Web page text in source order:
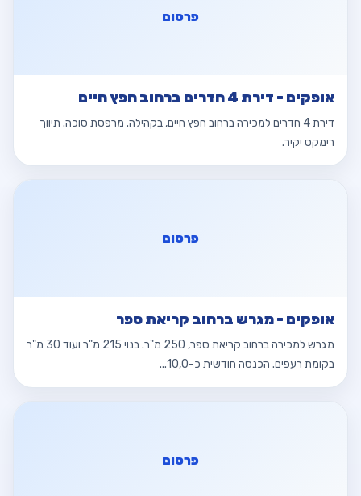
פרסום
אופקים - דירת 4 חדרים ברחוב חפץ חיים
דירת 4 חדרים למכירה ברחוב חפץ חיים, בקהילה. מרפסת סוכה. תיווך
רימקס יקיר.
פרסום
אופקים - מגרש ברחוב קריאת ספר
מגרש למכירה ברחוב קריאת ספר, 250 מ"ר. בנוי 215 מ"ר ועוד 30 מ"ר
בקומת רעפים. הכנסה חודשית כ-10,0...
פרסום